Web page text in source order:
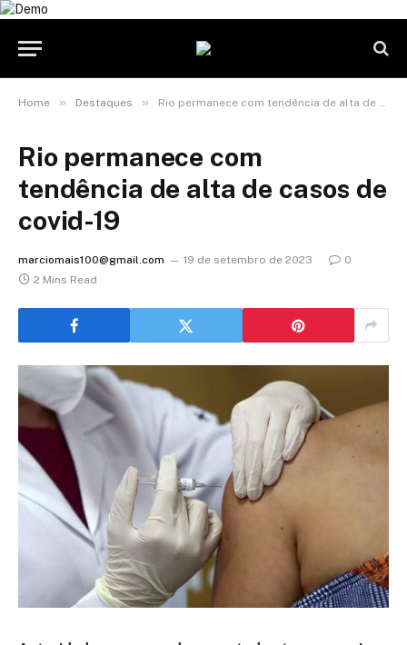
Home » Destaques » Rio permanece com tendência de alta de casos de covid-19
Rio permanece com
tendência de alta de casos de
covid-19
marciomais100@gmail.com 19 de setembro de 2023
0
2 Mins Read